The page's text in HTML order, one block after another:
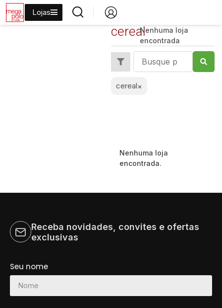
Lojas
cerealNenhuma loja
encontrada
cereal×
Nenhuma loja
encontrada.
Receba novidades, convites e ofertas
exclusivas
Seu nome